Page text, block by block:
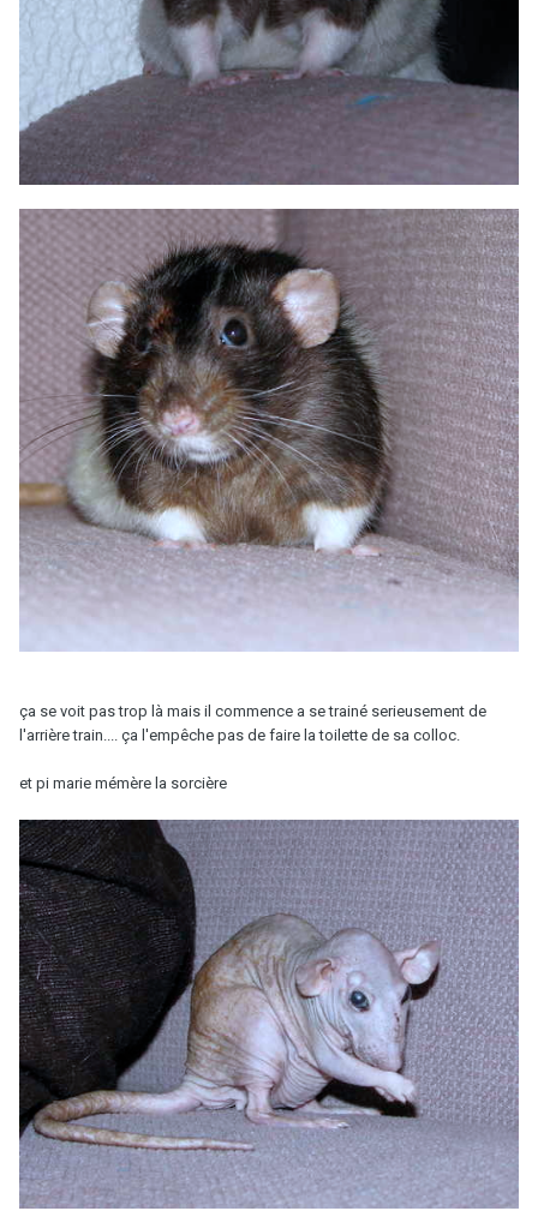
ça se voit pas trop là mais il commence a se trainé serieusement de
l'arrière train.... ça l'empêche pas de faire la toilette de sa colloc.
et pi marie mémère la sorcière